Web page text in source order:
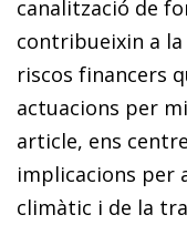
canalització de
contribueixin a la
riscos financers
actuacions per
article, ens
implicacions per
climàtic i de la